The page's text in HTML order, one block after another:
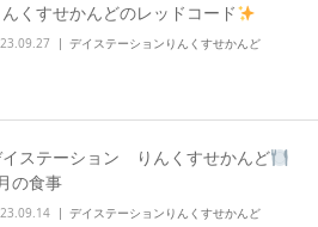
んくすせかんどのレッドコード
デイステーションりんくすせかんど
ステーション りんくすせかんど
の食事
デイステーションりんくすせかんど